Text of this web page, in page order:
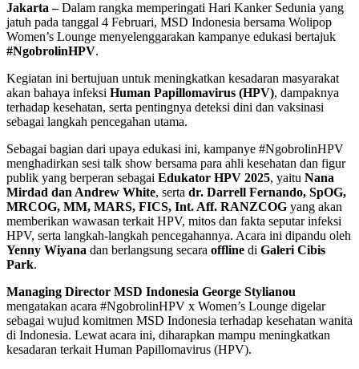
Jakarta –Dalam rangka memperingati Hari Kanker Sedunia yang
jatuh pada tanggal 4 Februari, MSD Indonesia bersama Wolipop
Women’s Lounge menyelenggarakan kampanye edukasi bertajuk
#NgobrolinHPV.
Kegiatan ini bertujuan untuk meningkatkan kesadaran masyarakat
akan bahaya infeksi Human Papillomavirus (HPV), dampaknya
terhadap kesehatan, serta pentingnya deteksi dini dan vaksinasi
sebagai langkah pencegahan utama.
Sebagai bagian dari upaya edukasi ini, kampanye #NgobrolinHPV
menghadirkan sesi talk show bersama para ahli kesehatan dan figur
publik yang berperan sebagai Edukator HPV 2025, yaitu Nana
Mirdad dan Andrew White, serta dr. Darrell Fernando, SpOG,
MRCOG, MM, MARS, FICS, Int. Aff. RANZCOG yang akan
memberikan wawasan terkait HPV, mitos dan fakta seputar infeksi
HPV, serta langkah-langkah pencegahannya. Acara ini dipandu oleh
Yenny Wiyana dan berlangsung secara offline di Galeri Cibis
Park.
Managing Director MSD Indonesia George Stylianou
mengatakan acara #NgobrolinHPV x Women’s Lounge digelar
sebagai wujud komitmen MSD Indonesia terhadap kesehatan wanita
di Indonesia. Lewat acara ini, diharapkan mampu meningkatkan
kesadaran terkait Human Papillomavirus (HPV).